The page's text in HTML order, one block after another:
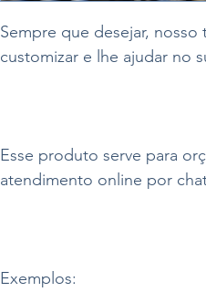
Sempre que desejar,
customizar e lhe ajudar no
Esse produto serve para
atendimento online por
Exemplos: